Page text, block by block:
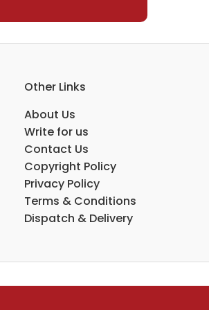
Other Links
About Us
Write for us
Contact Us
Copyright Policy
Privacy Policy
Terms & Conditions
Dispatch & Delivery